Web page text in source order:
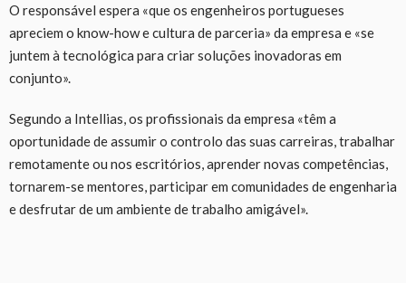
O responsável espera «que os engenheiros portugueses
apreciem o know-how e cultura de parceria» da empresa e «se
juntem à tecnológica para criar soluções inovadoras em
conjunto».
Segundo a Intellias, os profissionais da empresa «têm a
oportunidade de assumir o controlo das suas carreiras, trabalhar
remotamente ou nos escritórios, aprender novas competências,
tornarem-se mentores, participar em comunidades de engenharia
e desfrutar de um ambiente de trabalho amigável».